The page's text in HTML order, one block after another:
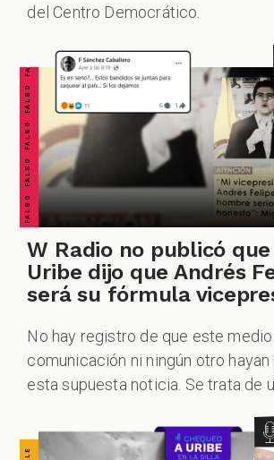
ZOOM
del Centro Democrático.
FALSO FALSO FALSO FALSO FALSO FALSO FALSO
W Radio no publicó
Uribe dijo que Andrés
será su fórmula
No hay registro de que este
comunicación ni ningún otro
esta supuesta noticia. Se trata de
CUESTIONABLE CUESTIONABLE CUESTIONABLE CUESTIONABLE CUESTIONABLE CUESTIONABLE CUESTIONABLE